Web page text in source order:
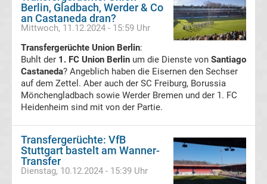
Liste
Oberliga
Torschützenkönige
Deutsche
Fußballkommentatoren
Berlin, Gladbach, Werder & Co
an Castaneda dran?
Mittwoch, 11.12.2024 - 15:59 Uhr
Transfergerüchte Union Berlin:
Buhlt der 1. FC Union Berlin um die Dienste von Santiago
Castaneda? Angeblich haben die Eisernen den Sechser
auf dem Zettel. Aber auch der SC Freiburg, Borussia
Mönchengladbach sowie Werder Bremen und der 1. FC
Heidenheim sind mit von der Partie.
Transfergerüchte: VfB
Stuttgart bastelt am Wanner-
Transfer
Dienstag, 10.12.2024 - 15:39 Uhr